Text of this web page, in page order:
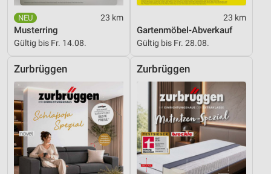
23 km
Musterring
Gültig bis Fr. 14.08.
23 km
Gartenmöbel-Abverkauf
Gültig bis Fr. 28.08.
Zurbrüggen Zurbrüggen